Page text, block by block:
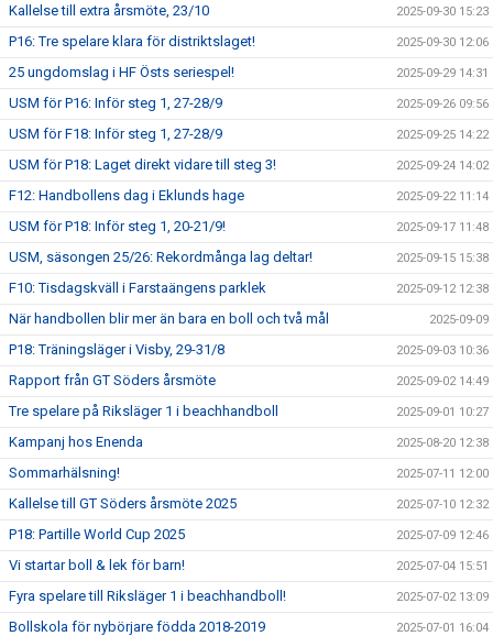
Kallelse till extra årsmöte, 23/10 2025-09-30 15:23
P16: Tre spelare klara för distriktslaget! 2025-09-30 12:06
25 ungdomslag i HF Östs seriespel! 2025-09-29 14:31
USM för P16: Inför steg 1, 27-28/9 2025-09-26 09:56
USM för F18: Inför steg 1, 27-28/9 2025-09-25 14:22
USM för P18: Laget direkt vidare till steg 3! 2025-09-24 14:02
F12: Handbollens dag i Eklunds hage 2025-09-22 11:14
USM för P18: Inför steg 1, 20-21/9! 2025-09-17 11:48
USM, säsongen 25/26: Rekordmånga lag deltar! 2025-09-15 15:38
F10: Tisdagskväll i Farstaängens parklek 2025-09-12 12:38
När handbollen blir mer än bara en boll och två mål 2025-09-09
P18: Träningsläger i Visby, 29-31/8 2025-09-03 10:36
Rapport från GT Söders årsmöte 2025-09-02 14:49
Tre spelare på Riksläger 1 i beachhandboll 2025-09-01 10:27
Kampanj hos Enenda 2025-08-20 12:38
Sommarhälsning! 2025-07-11 12:00
Kallelse till GT Söders årsmöte 2025 2025-07-10 12:32
P18: Partille World Cup 2025 2025-07-09 12:46
Vi startar boll & lek för barn! 2025-07-04 15:51
Fyra spelare till Riksläger 1 i beachhandboll! 2025-07-02 13:09
Bollskola för nybörjare födda 2018-2019 2025-07-01 16:04